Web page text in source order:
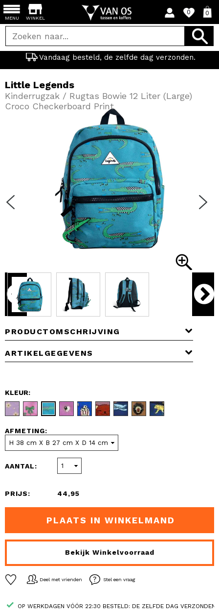
WINKEL
0 0
Vandaag besteld, de zelfde dag verzonden.
MENU
PRODUCTOMSCHRIJVING
ARTIKELGEGEVENS
Little Legends
Kinderrugzak / Rugtas Bowie 12 Liter (Large)
Croco Checkerboard Print
KLEUR:
AFMETING:
AANTAL:
PRIJS: 44,95
PLAATS IN WINKELMAND
Bekijk Winkelvoorraad
Deel met vrienden Stel een vraag
OP WERKDAGEN VÓÓR 22:30 BESTELD: DE ZELFDE DAG VERZONDEN.